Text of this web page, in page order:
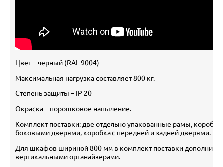
Цвет – черный (RAL 9004)
Максимальная нагрузка составляет 800 кг.
Степень защиты – IP 20
Окраска – порошковое напыление.
Комплект поставки: две отдельно упакованные рамы,
боковыми дверями, коробка с передней и задней дверями.
Для шкафов шириной 800 мм в комплект поставки
вертикальными органайзерами.